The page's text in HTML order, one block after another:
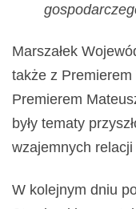
Marszałek
także z
Premierem
były tematy
wzajemnych
W kolejnym dniu